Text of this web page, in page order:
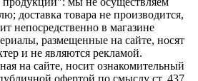
доставка товара не производится,
непосредственно в магазине
размещенные на сайте, носят
и не являются рекламой.
на сайте, носит ознакомительный
офертой по смыслу ст. 437